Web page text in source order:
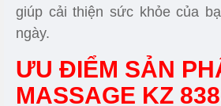
giúp cải thiện sức khỏe của
ngày.
ƯU ĐIỂM SẢN
MASSAGE KZ